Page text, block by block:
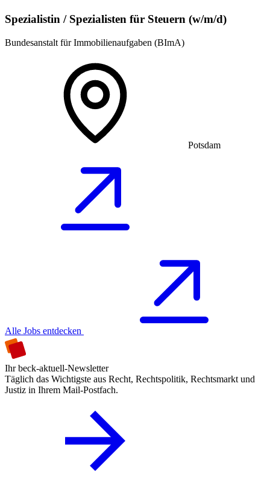
Spezialistin / Spezialisten für Steuern (w/m/d)
Bundesanstalt für Immobilienaufgaben (BImA)
Potsdam
Alle Jobs entdecken
Ihr beck-aktuell-Newsletter
Täglich das Wichtigste aus Recht, Rechtspolitik, Rechtsmarkt und
Justiz in Ihrem Mail-Postfach.